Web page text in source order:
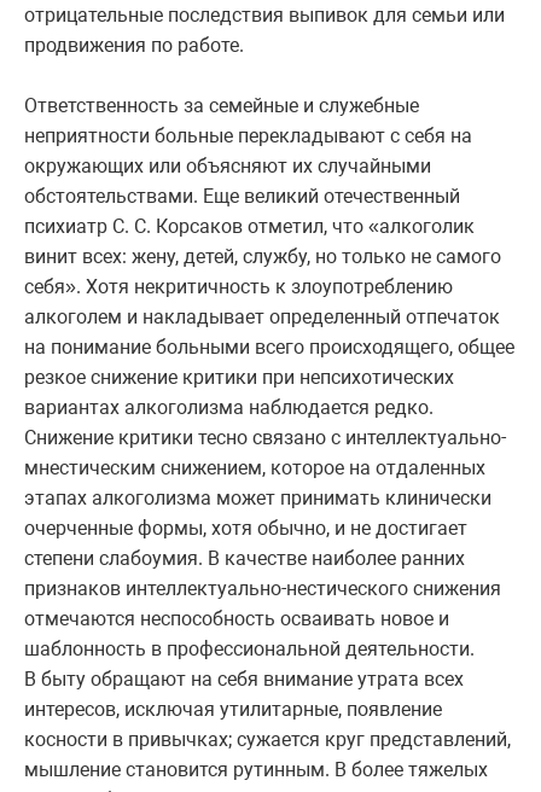
отрицательные последствия выпивок для семьи или
продвижения по работе.
Ответственность за семейные и служебные
неприятности больные перекладывают с себя на
окружающих или объясняют их случайными
обстоятельствами. Еще великий отечественный
психиатр С. С. Корсаков отметил, что «алкоголик
винит всех: жену, детей, службу, но только не самого
себя». Хотя некритичность к злоупотреблению
алкоголем и накладывает определенный отпечаток
на понимание больными всего происходящего, общее
резкое снижение критики при непсихотических
вариантах алкоголизма наблюдается редко.
Снижение критики тесно связано с интеллектуально-
мнестическим снижением, которое на отдаленных
этапах алкоголизма может принимать клинически
очерченные формы, хотя обычно, и не достигает
степени слабоумия. В качестве наиболее ранних
признаков интеллектуально-нестического снижения
отмечаются неспособность осваивать новое и
шаблонность в профессиональной деятельности.
В быту обращают на себя внимание утрата всех
интересов, исключая утилитарные, появление
косности в привычках; сужается круг представлений,
мышление становится рутинным. В более тяжелых